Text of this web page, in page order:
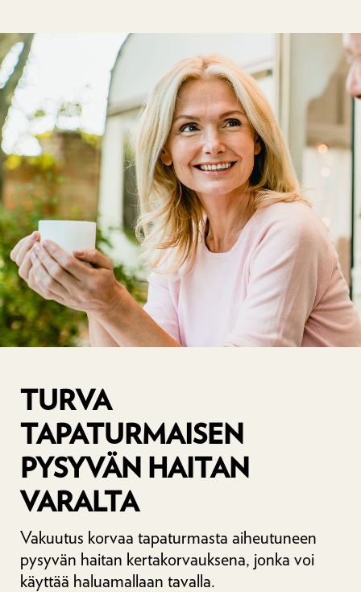
TURVA
TAPATURMAISEN
PYSYVÄN HAITAN
VARALTA
Vakuutus korvaa tapaturmasta aiheutuneen
pysyvän haitan kertakorvauksena, jonka voi
käyttää haluamallaan tavalla.